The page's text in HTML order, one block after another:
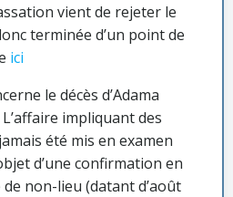
vient de rejeter le
terminée d’un point de
ici
le décès d’Adama
impliquant des
été mis en examen
d’une confirmation en
non-lieu (datant d’août